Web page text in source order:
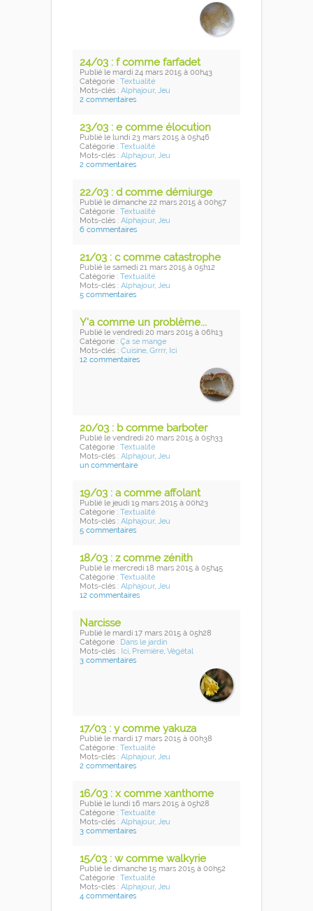
24/03 : f comme farfadet
Publié le mardi 24 mars 2015 à 00h43
Catégorie : Textualité
Mots-clés : Alphajour, Jeu
2 commentaires
23/03 : e comme élocution
Publié le lundi 23 mars 2015 à 05h46
Catégorie : Textualité
Mots-clés : Alphajour, Jeu
2 commentaires
22/03 : d comme démiurge
Publié le dimanche 22 mars 2015 à 00h57
Catégorie : Textualité
Mots-clés : Alphajour, Jeu
6 commentaires
21/03 : c comme catastrophe
Publié le samedi 21 mars 2015 à 05h12
Catégorie : Textualité
Mots-clés : Alphajour, Jeu
5 commentaires
Y'a comme un problème...
Publié le vendredi 20 mars 2015 à 06h13
Catégorie : Ça se mange
Mots-clés : Cuisine, Grrrr, Ici
12 commentaires
20/03 : b comme barboter
Publié le vendredi 20 mars 2015 à 05h33
Catégorie : Textualité
Mots-clés : Alphajour, Jeu
un commentaire
19/03 : a comme affolant
Publié le jeudi 19 mars 2015 à 00h23
Catégorie : Textualité
Mots-clés : Alphajour, Jeu
5 commentaires
18/03 : z comme zénith
Publié le mercredi 18 mars 2015 à 05h45
Catégorie : Textualité
Mots-clés : Alphajour, Jeu
12 commentaires
Narcisse
Publié le mardi 17 mars 2015 à 05h28
Catégorie : Dans le jardin
Mots-clés : Ici, Première, Végétal
3 commentaires
17/03 : y comme yakuza
Publié le mardi 17 mars 2015 à 00h38
Catégorie : Textualité
Mots-clés : Alphajour, Jeu
2 commentaires
16/03 : x comme xanthome
Publié le lundi 16 mars 2015 à 05h28
Catégorie : Textualité
Mots-clés : Alphajour, Jeu
3 commentaires
15/03 : w comme walkyrie
Publié le dimanche 15 mars 2015 à 00h52
Catégorie : Textualité
Mots-clés : Alphajour, Jeu
4 commentaires